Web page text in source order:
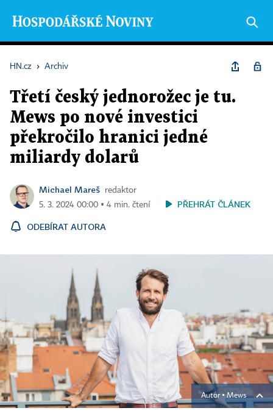
HN.cz › Archiv
Třetí český jednorožec je tu.
Mews po nové investici
překročilo hranici jedné
miliardy dolarů
Michael Mareš
redaktor
5. 3. 2024 00:00 ▪ 4 min. čtení
PŘEHRÁT ČLÁNEK
ODEBÍRAT AUTORA
Autor ▪Mews